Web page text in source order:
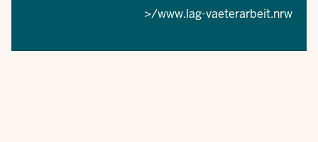
www.lag-vaeterarbeit.nrw/<